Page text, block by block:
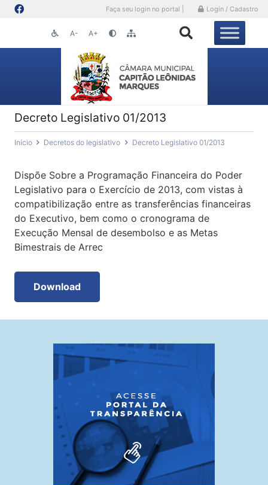
Faça seu login no portal | Login / Cadastro
A- A+
Decreto Legislativo 01/2013
Início Decretos do legislativo Decreto Legislativo 01/2013
Dispõe Sobre a Programação Financeira do Poder
Legislativo para o Exercício de 2013, com vistas à
compatibilização entre as transferências financeiras
do Executivo, bem como o cronograma de
Execução Mensal de desembolso e as Metas
Bimestrais de Arrec
Download